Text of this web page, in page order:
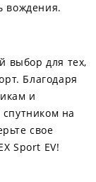
вождения.
выбор для тех,
Благодаря
и
на
свое
Sport EV!